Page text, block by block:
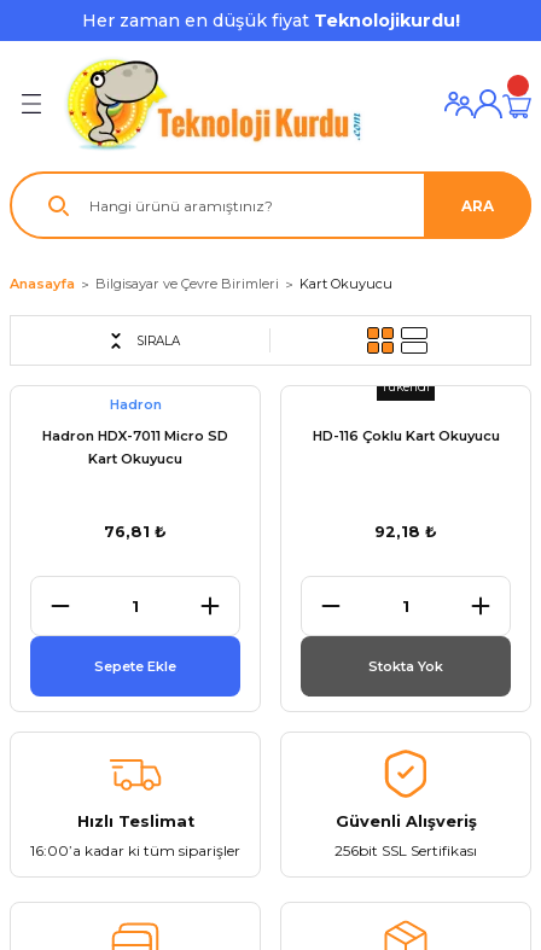
Her zaman en düşük fiyat Teknolojikurdu!
Geri Dön
Geri Dön
ve Ekipmanları
- Çoğaltıcı
Geri Dön
Çevre Birimleri
Geri Dön
Geri Dön
Geri Dön
Geri Dön
Aksesuarları
/ Powerbank
ARA
Anasayfa Bilgisayar ve Çevre Birimleri Kart Okuyucu
SIRALA
Hadron
Hadron HDX-7011 Micro SD
Kart Okuyucu
76,81 ₺
Sepete Ekle
Tükendi
HD-116 Çoklu Kart Okuyucu
92,18 ₺
Stokta Yok
Hızlı Teslimat
16:00’a kadar ki tüm siparişler
Güvenli Alışveriş
256bit SSL Sertifikası